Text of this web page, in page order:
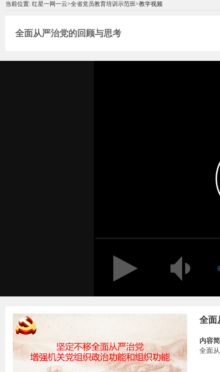
当前位置: 红星一网一云>全省党员教育培训示范班>教学视频
全面从严治党的回顾与思考
全面
内容
全面